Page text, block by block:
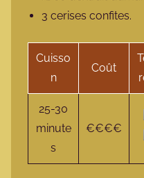
3 cerises confites.
Cuisso
n
Coût
25-30
minute
s
€€€€